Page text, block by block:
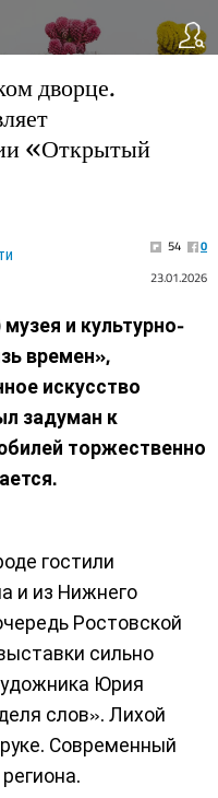
дворце.
«Открытый
54
0
23.01.2026
и культурно-
времен»,
искусство
задуман к
торжественно
гостили
и из Нижнего
Ростовской
сильно
Юрия
слов». Лихой
Современный